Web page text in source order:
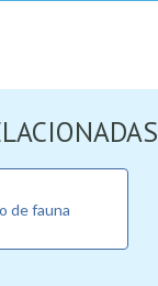
de fauna